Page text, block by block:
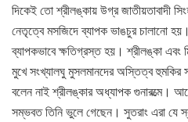
দিকেই তো শ্রীলঙ্কায় উগ্র জাতীয়তাবাদী
নেতৃত্বে মসজিদে ব্যাপক ভাঙচুর চালানো হয়।
ব্যাপকভাবে ক্ষতিগ্রস্ত হয়। শ্রীলঙ্কা এবং
মুখে সংখ্যালঘু মুসলমানদের অস্তিত্ব
বলেন নাই শ্রীলঙ্কার অধ্যাপক গুনারত্মে।
সম্ভবত তিনি ভুলে গেছেন। সুতরাং এরা যে